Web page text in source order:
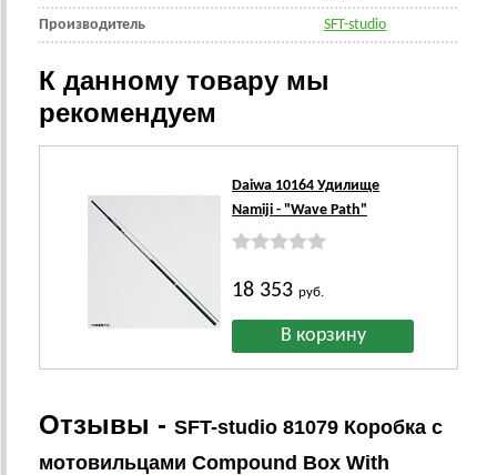
Производитель SFT-studio
К данному товару мы
рекомендуем
Daiwa 10164 Удилище
Namiji - "Wave Path"
18 353руб.
Отзывы - SFT-studio 81079 Коробка с
мотовильцами Compound Box With